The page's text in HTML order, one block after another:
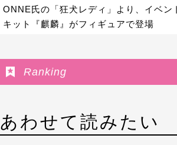
ONNE氏の「狂犬レディ」より、イベン
キット『麒麟』がフィギュアで登場
Ranking
あわせて読みたい